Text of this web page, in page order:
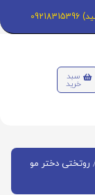
سبد
خرید
روتختی دختر مو